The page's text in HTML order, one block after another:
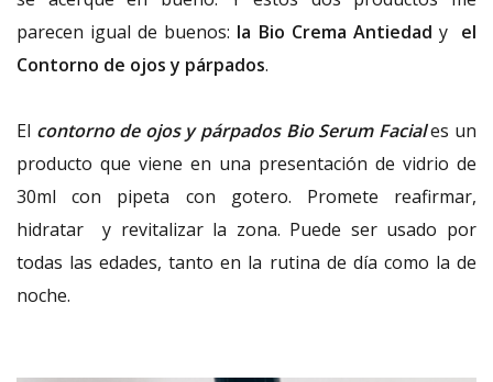
parecen igual de buenos: la Bio Crema Antiedad y el
Contorno de ojos y párpados.
El contorno de ojos y párpados Bio Serum Faciales un
producto que viene en una presentación de vidrio de
30ml con pipeta con gotero. Promete reafirmar,
hidratar y revitalizar la zona. Puede ser usado por
todas las edades, tanto en la rutina de día como la de
noche.